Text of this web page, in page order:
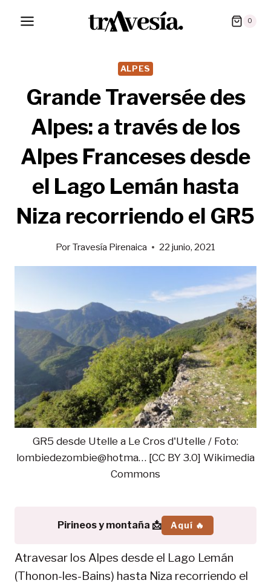
0
ALPES
Grande Traversée des
Alpes: a través de los
Alpes Franceses desde
el Lago Lemán hasta
Niza recorriendo el GR5
Por Travesía Pirenaica 22 junio, 2021
GR5 desde Utelle a Le Cros d'Utelle / Foto:
lombiedezombie@hotma… [CC BY 3.0] Wikimedia
Commons
Pirineos y montaña 📩 Aquí 🔥
Atravesar los Alpes desde el Lago Lemán
(Thonon-les-Bains) hasta Niza recorriendo el